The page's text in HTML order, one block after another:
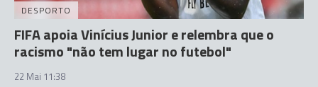
DESPORTO
FIFA apoia Vinícius Junior e relembra que o
racismo "não tem lugar no futebol"
22 Mai 11:38